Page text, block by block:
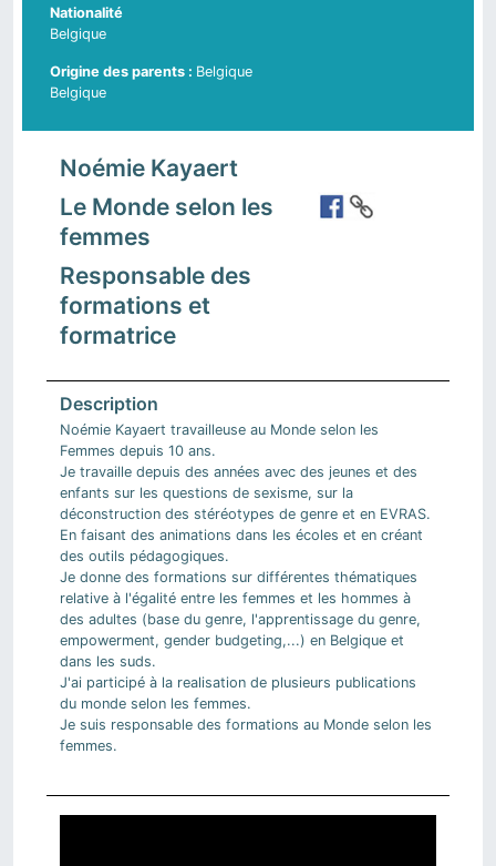
Nationalité
Belgique
Belgique
Pays d'origine du parent 2
Belgique
Noémie Kayaert
Le Monde selon les
femmes
Responsable des
formations et
formatrice
Noémie Kayaert travailleuse au Monde selon les
Femmes depuis 10 ans.
Je travaille depuis des années avec des jeunes et des
enfants sur les questions de sexisme, sur la
déconstruction des stéréotypes de genre et en EVRAS.
En faisant des animations dans les écoles et en créant
des outils pédagogiques.
Je donne des formations sur différentes thématiques
relative à l'égalité entre les femmes et les hommes à
des adultes (base du genre, l'apprentissage du genre,
empowerment, gender budgeting,...) en Belgique et
dans les suds.
J'ai participé à la realisation de plusieurs publications
du monde selon les femmes.
Je suis responsable des formations au Monde selon les
femmes.